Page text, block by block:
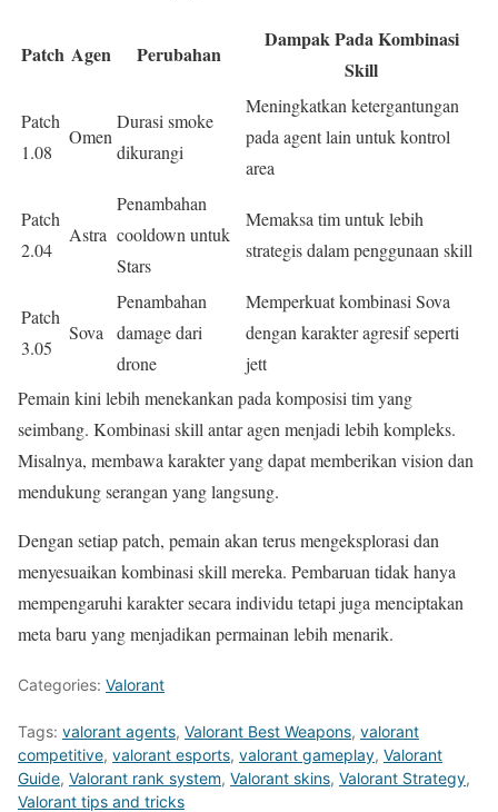
Patch Agen Perubahan
Dampak Pada Kombinasi
Skill
Patch
1.08
Omen
Durasi smoke
dikurangi
Meningkatkan ketergantungan
pada agent lain untuk kontrol
area
Patch
2.04
Astra
Penambahan
cooldown untuk
Stars
Memaksa tim untuk lebih
strategis dalam penggunaan skill
Patch
3.05
Sova
Penambahan
damage dari
drone
Memperkuat kombinasi Sova
dengan karakter agresif seperti
jett
Pemain kini lebih menekankan pada komposisi tim yang
seimbang. Kombinasi skill antar agen menjadi lebih kompleks.
Misalnya, membawa karakter yang dapat memberikan vision dan
mendukung serangan yang langsung.
Dengan setiap patch, pemain akan terus mengeksplorasi dan
menyesuaikan kombinasi skill mereka. Pembaruan tidak hanya
mempengaruhi karakter secara individu tetapi juga menciptakan
meta baru yang menjadikan permainan lebih menarik.
Categories: Valorant
Tags: valorant agents, Valorant Best Weapons, valorant
competitive, valorant esports, valorant gameplay, Valorant
Guide, Valorant rank system, Valorant skins, Valorant Strategy,
Valorant tips and tricks